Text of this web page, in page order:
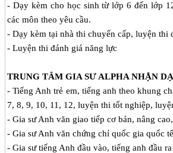
- Dạy kèm cho học sinh từ lớp 6 đến lớp
các môn theo yêu cầu.
- Dạy kèm tại nhà thi chuyển cấp, luyện thi
- Luyện thi đánh giá năng lực
TRUNG TÂM GIA SƯ ALPHA NHẬN
- Tiếng Anh trẻ em, tiếng anh theo khung
7, 8, 9, 10, 11, 12, luyện thi tốt nghiệp,
- Gia sư Anh văn giao tiếp cơ bản, nâng
- Gia sư Anh văn chứng chỉ quốc gia quốc
- Gia sư tiếng Anh đầu vào, tiếng anh đầu